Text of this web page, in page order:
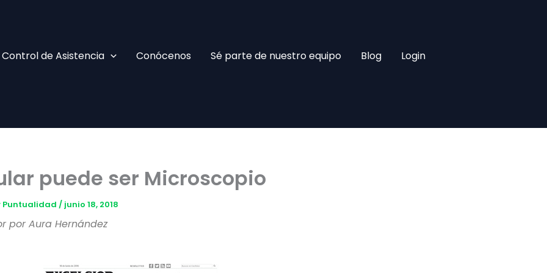
Control de Asistencia Conócenos Sé parte de nuestro equipo Blog
Login
puede ser Microscopio
Puntualidad / junio 18, 2018
por Aura Hernández